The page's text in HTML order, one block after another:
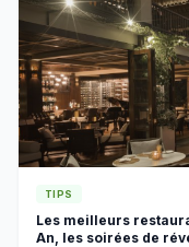
TIPS
Les meilleurs
An, les soirées de